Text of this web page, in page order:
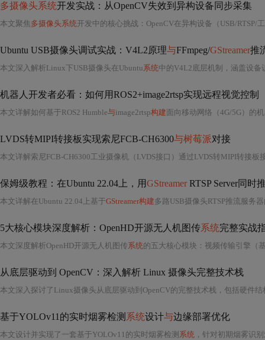
多摄像头系统开发实战：从OpenCV失效到异构设备同步采集
本文聚焦 多摄像头系统开发中的核心挑战：OpenCV在异构设备（USB/RTSP/工业相机）下采集失效、时间不同步及资源冲突问题。详细阐述基于设备路径的稳定采集
Ubuntu USB摄像头调试实战：V4L2原理与FFmpeg/GStreamer推
本文深入解析Linux下USB摄像头在Ubuntu系统中的V4L2底层机制，涵盖设备识别、节点固化（
机器人开发者必看：如何用ROS2+image2rtsp实现远程视觉控制
本文详解如何基于ROS2 Humble与image2rtsp构建面向移动网络（4G/5G）的
LVDS转MIPI转接板实现索尼FCB-CH6300与树莓派对接
本文详解索尼FCB-CH6300工业摄像机（LVDS接口）通过LVDS转MIPI转接板
保姆级教程：在Ubuntu 22.04上，用GStreamer RTSP Server同时
本文详解在Ubuntu 22.04上基于GStreamer构建多路USB摄像头RTSP推流服务器的完整流程，
5大核心模块深度解析：OpenHD开源无人机图传系统完整实战
本文深度解析OpenHD开源无人机图传系统的五大核心模块：视频传输引擎（
从底层驱动到 OpenCV：深入解析 Linux 摄像头完整技术栈
基于YOLOv11的实时烟雾检测 系统设计与边缘部署优化
本文设计并实现了一套基于YOLOv11的实时烟雾检测 系统 ，针对初期烟雾识